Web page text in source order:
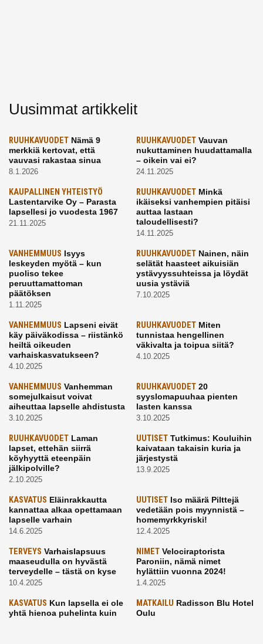
Uusimmat artikkelit
RUUHKAVUODET Nämä 9
merkkiä kertovat, että
vauvasi rakastaa sinua
8.1.2026
RUUHKAVUODETVauvan
nukuttaminen huudattamalla
– oikein vai ei?
24.11.2025
KAUPALLINEN YHTEISTYÖ
Lastentarvike Oy – Parasta
lapsellesi jo vuodesta 1967
21.11.2025
RUUHKAVUODETMinkä
ikäiseksi vanhempien pitäisi
auttaa lastaan
taloudellisesti?
14.11.2025
VANHEMMUUS Isyys
leskeyden myötä – kun
puoliso tekee
peruuttamattoman
päätöksen
1.11.2025
RUUHKAVUODETNainen, näin
selätät haasteet aikuisiän
ystävyyssuhteissa ja löydät
uusia ystäviä
7.10.2025
VANHEMMUUS Lapseni eivät
käy päiväkodissa – riistänkö
heiltä oikeuden
varhaiskasvatukseen?
4.10.2025
RUUHKAVUODETMiten
tunnistaa hengellinen
väkivalta ja toipua siitä?
4.10.2025
VANHEMMUUS Vanhemman
somejulkaisut voivat
aiheuttaa lapselle ahdistusta
3.10.2025
RUUHKAVUODET20
syyslomapuuhaa pienten
lasten kanssa
3.10.2025
RUUHKAVUODET Laman
lapset, ettehän siirrä
köyhyyttä eteenpäin
jälkipolville?
2.10.2025
UUTISETTutkimus: Kouluihin
kaivataan takaisin kuria ja
järjestystä
13.9.2025
KASVATUS Eläinrakkautta
kannattaa alkaa opettamaan
lapselle varhain
14.6.2025
UUTISETIso määrä Pilttejä
vedetään pois myynnistä –
homemyrkkyriski!
12.4.2025
TERVEYS Varhaislapsuus
maaseudulla on hyvästä
terveydelle – tästä on kyse
10.4.2025
NIMETVelociraptorista
Paroniin, nämä nimet
hylättiin vuonna 2024!
1.4.2025
KASVATUS Kun lapsella ei ole
yhtä hienoa puhelinta kuin
MATKAILU Radisson Blu Hotel
Oulu